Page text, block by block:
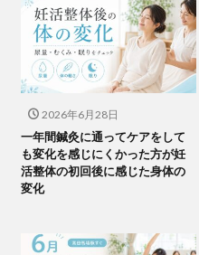
2026年6月28日
一年間鍼灸に通ってケアをして
も変化を感じにくかった方が妊
活整体の初回後に感じた身体の
変化